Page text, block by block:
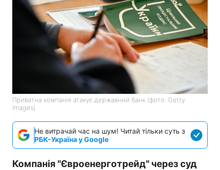
Приватна компанія атакує державний банк (фото: Getty
Images)
Не витрачай час на шум! Читай тільки суть з
РБК-Україна у Google
Компанія "Євроенерготрейд" через суд